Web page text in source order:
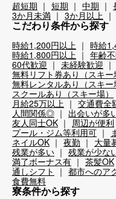
超短期 短期 中期
3か月未満
3か月以上
こだわり条件から探す
時給1,200円以上 時給
時給1,800円以上
年齢
60代歓迎
未経験歓迎
無料リフト券あり（スキー
無料レンタルあり（スキー
スクールあり（スキー場）
月給25万以上
交通費全
人間関係◎
出会いが多
友人同士OK
周辺が便利
プール・ジム等利用可
ネイルOK
夜勤 大量
残業が多い
残業が少な
満了ボーナス有
茶髪OK
通しシフト
都市へのア
食費無料
寮条件から探す